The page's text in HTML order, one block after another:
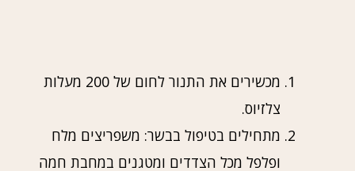
מכשירים את התנור לחום של 200 מעלות
צלזיוס.
מתחילים בטיפול בבשר: משפריצים מלח
ופלפל מכל הצדדים ומטגנים במחבת חמה